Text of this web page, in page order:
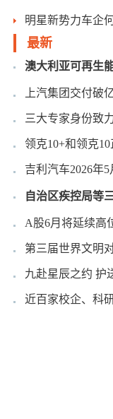
明星新势力车企
最新
澳大利亚可再生
上汽集团交付破
三大专家身份致
领克10+和领克
吉利汽车2026年
自治区疾控局等
A股6月将延续高
第三届世界文明
九赴星辰之约 护
近百家校企、科